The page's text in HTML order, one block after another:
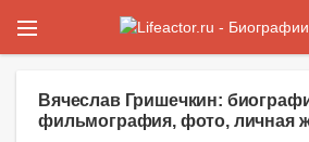
Вячеслав Гришечкин:
фильмография, фото, личная